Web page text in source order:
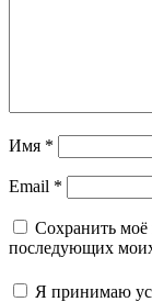
Имя *
Email *
Сохранить моё
последующих
Я принимаю